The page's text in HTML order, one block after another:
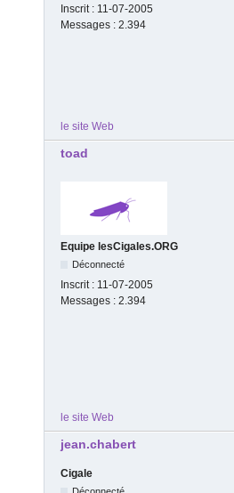
Inscrit : 11-07-2005
Messages : 2.394
le site Web
toad
Equipe lesCigales.ORG
Déconnecté
Inscrit : 11-07-2005
Messages : 2.394
le site Web
jean.chabert
Cigale